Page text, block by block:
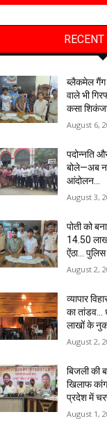
ब्लैकमेल गैंग
वाले भी
कसा
August 6,
पदोन्नति
बोले—अब
आंदोलन…
August 3,
पोती को
14.50
ऐंठा… पुलिस
August 2,
व्यापार
का तांडव…
लाखों के
August 2,
बिजली की
खिलाफ
प्रदेश में
August 1,